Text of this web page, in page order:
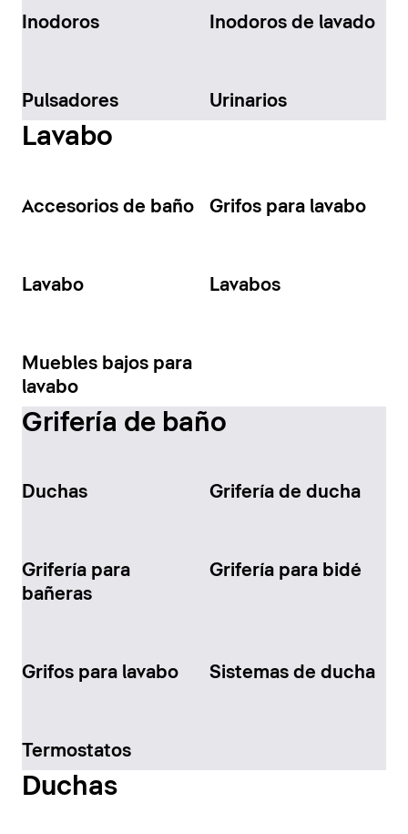
Inodoros Inodoros de lavado
Pulsadores Urinarios
Lavabo
Accesorios de baño Grifos para lavabo
Lavabo Lavabos
Muebles bajos para
lavabo
Grifería de baño
Duchas Grifería de ducha
Grifería para
bañeras
Grifería para bidé
Grifos para lavabo Sistemas de ducha
Termostatos
Duchas